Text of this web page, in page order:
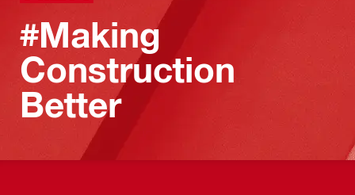
#Making
Construction
Better